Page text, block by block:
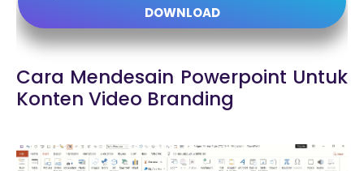
DOWNLOAD
Cara Mendesain Powerpoint Untuk
Konten Video Branding